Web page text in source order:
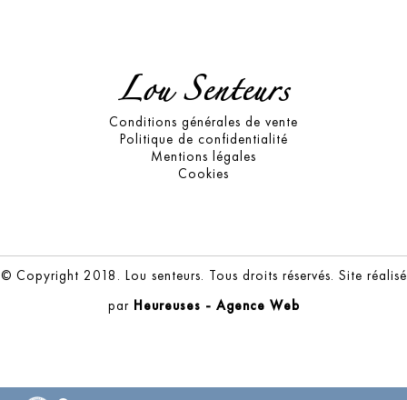
Lou Senteurs
Conditions générales de vente
Politique de confidentialité
Mentions légales
Cookies
© Copyright 2018. Lou senteurs. Tous droits réservés. Site réalisé
par Heureuses - Agence Web